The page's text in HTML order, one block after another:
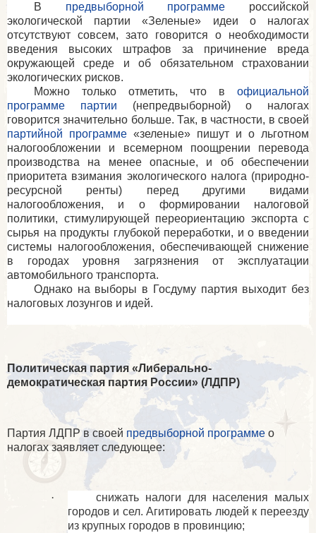
В предвыборной программе российской
экологической партии «Зеленые» идеи о налогах
отсутствуют совсем, зато говорится о необходимости
введения высоких штрафов за причинение вреда
окружающей среде и об обязательном страховании
экологических рисков.
Можно только отметить, что в официальной
программе партии (непредвыборной) о налогах
говорится значительно больше. Так, в частности, в своей
партийной программе «зеленые» пишут и о льготном
налогообложении и всемерном поощрении перевода
производства на менее опасные, и об обеспечении
приоритета взимания экологического налога (природно-
ресурсной ренты) перед другими видами
налогообложения, и о формировании налоговой
политики, стимулирующей переориентацию экспорта с
сырья на продукты глубокой переработки, и о введении
системы налогообложения, обеспечивающей снижение
в городах уровня загрязнения от эксплуатации
автомобильного транспорта.
Однако на выборы в Госдуму партия выходит без
налоговых лозунгов и идей.
Политическая партия «Либерально-
демократическая партия России» (ЛДПР)
Партия ЛДПР в своей предвыборной программе о
налогах заявляет следующее:
·
снижать налоги для населения малых
городов и сел. Агитировать людей к переезду
из крупных городов в провинцию;